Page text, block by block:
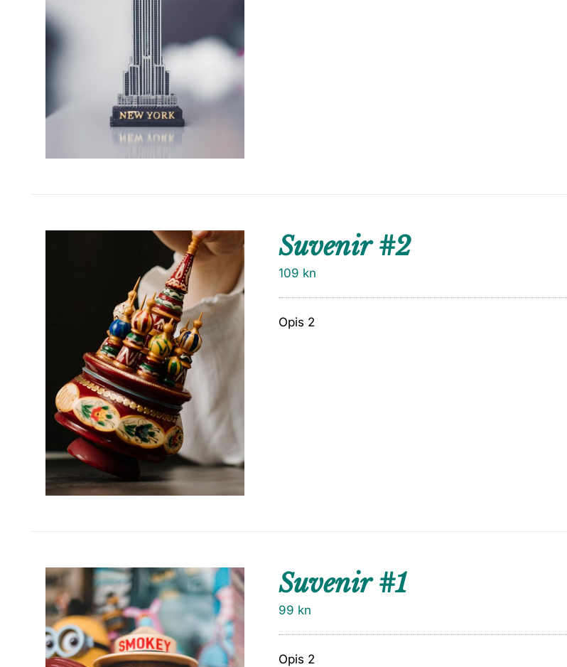
Suvenir #2
109 kn
Opis 2
Suvenir #1
99 kn
Opis 2